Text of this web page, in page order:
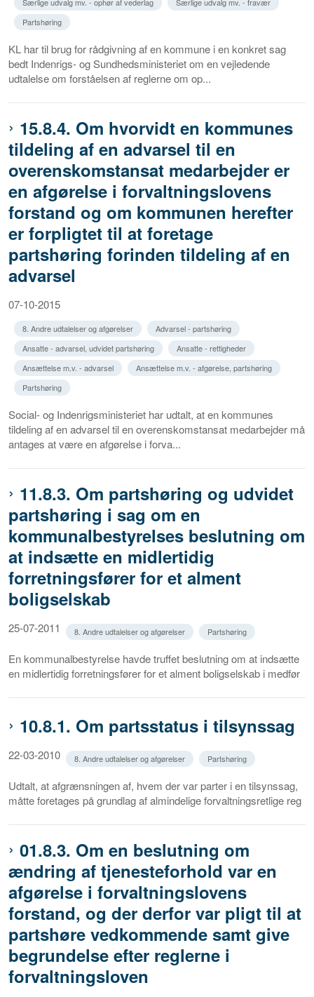
Særlige udvalg mv. - ophør af vederlag
Særlige udvalg mv. - fravær
Partshøring
KL har til brug for rådgivning af en kommune i en konkret sag
bedt Indenrigs- og Sundhedsministeriet om en vejledende
udtalelse om forståelsen af reglerne om op...
15.8.4. Om hvorvidt en kommunes
tildeling af en advarsel til en
overenskomstansat medarbejder er
en afgørelse i forvaltningslovens
forstand og om kommunen herefter
er forpligtet til at foretage
partshøring forinden tildeling af en
advarsel
07-10-2015
8. Andre udtalelser og afgørelser
Advarsel - partshøring
Ansatte - advarsel, udvidet partshøring
Ansatte - rettigheder
Ansættelse m.v. - advarsel
Ansættelse m.v. - afgørelse, partshøring
Partshøring
Social- og Indenrigsministeriet har udtalt, at en kommunes
tildeling af en advarsel til en overenskomstansat medarbejder må
antages at være en afgørelse i forva...
11.8.3. Om partshøring og udvidet
partshøring i sag om en
kommunalbestyrelses beslutning om
at indsætte en midlertidig
forretningsfører for et alment
boligselskab
25-07-2011 8. Andre udtalelser og afgørelser Partshøring
En kommunalbestyrelse havde truffet beslutning om at indsætte
en midlertidig forretningsfører for et alment boligselskab i medfør
10.8.1. Om partsstatus i tilsynssag
22-03-2010 8. Andre udtalelser og afgørelser Partshøring
Udtalt, at afgrænsningen af, hvem der var parter i en tilsynssag,
måtte foretages på grundlag af almindelige forvaltningsretlige reg
01.8.3. Om en beslutning om
ændring af tjenesteforhold var en
afgørelse i forvaltningslovens
forstand, og der derfor var pligt til at
partshøre vedkommende samt give
begrundelse efter reglerne i
forvaltningsloven